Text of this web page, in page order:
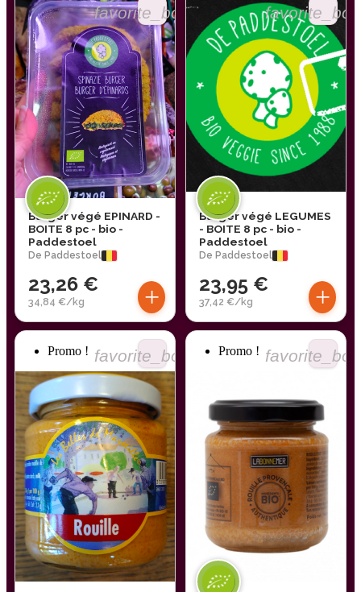
favorite_border
Burger végé EPINARD -
BOITE 8 pc - bio -
Paddestoel
De Paddestoel
23,26 €
34,84 €/kg +
Burger végé LEGUMES
- BOITE 8 pc - bio -
Paddestoel
De Paddestoel
23,95 €
37,42 €/kg +
favorite_border
Promo ! Promo !